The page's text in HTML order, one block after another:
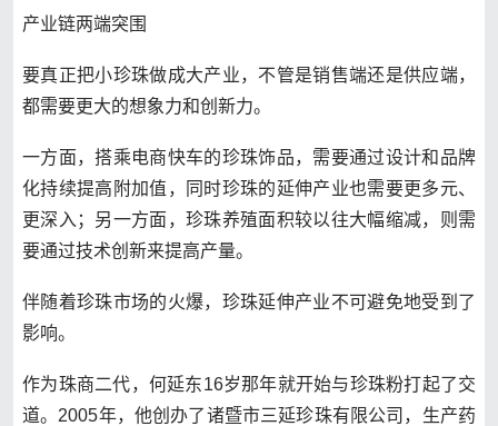
产业链两端突围
要真正把小珍珠做成大产业，不管是销售端还是供应端，
都需要更大的想象力和创新力。
一方面，搭乘电商快车的珍珠饰品，需要通过设计和品牌
化持续提高附加值，同时珍珠的延伸产业也需要更多元、
更深入；另一方面，珍珠养殖面积较以往大幅缩减，则需
要通过技术创新来提高产量。
伴随着珍珠市场的火爆，珍珠延伸产业不可避免地受到了
影响。
作为珠商二代，何延东16岁那年就开始与珍珠粉打起了交
道。2005年，他创办了诸暨市三延珍珠有限公司，生产药